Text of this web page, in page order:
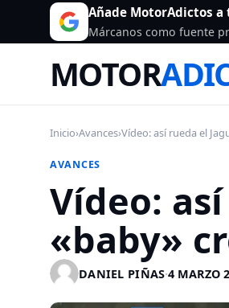
Añade MotorAdictos
Márcanos como fuente
MOTOR
Inicio›Avances›Vídeo: así rueda el
AVANCES
Vídeo:
«baby»
DANIEL PIÑAS·4 MARZO